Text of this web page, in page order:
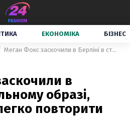
ЕКОНОМІКА БІЗНЕС
Меган Фокс заскочили в Берліні в стильному образі, який можна легко повторити
в
образі,
повторити